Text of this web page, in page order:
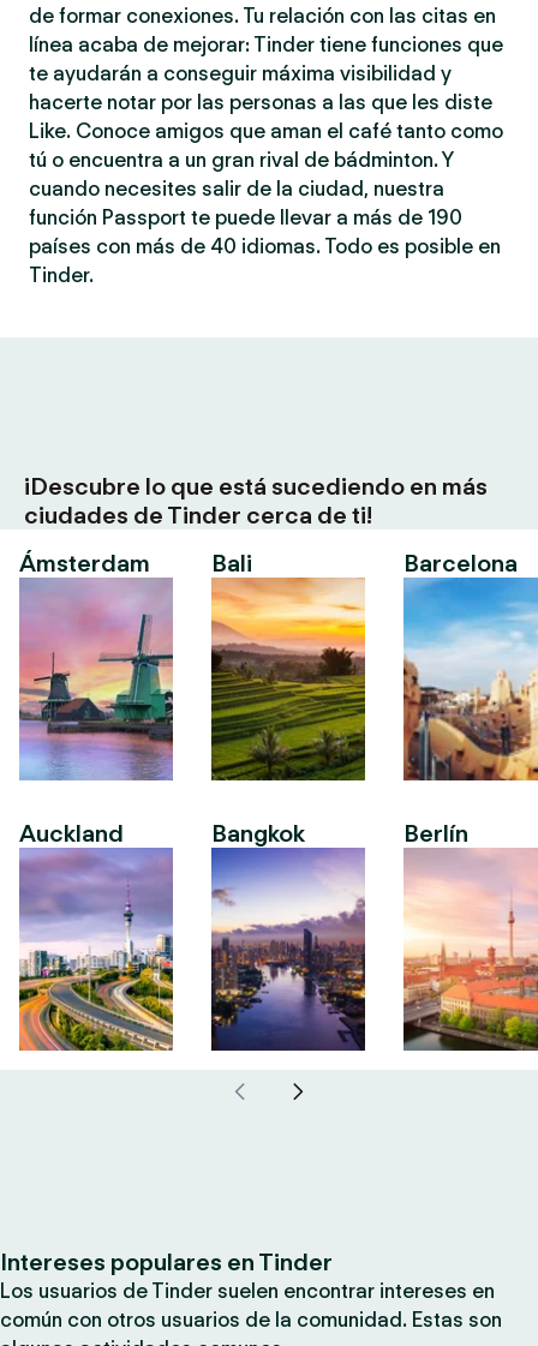
de formar conexiones. Tu relación con las citas en
línea acaba de mejorar: Tinder tiene funciones que
te ayudarán a conseguir máxima visibilidad y
hacerte notar por las personas a las que les diste
Like. Conoce amigos que aman el café tanto como
tú o encuentra a un gran rival de bádminton. Y
cuando necesites salir de la ciudad, nuestra
función Passport te puede llevar a más de 190
países con más de 40 idiomas. Todo es posible en
Tinder.
¡Descubre lo que está sucediendo en más
ciudades de Tinder cerca de ti!
Ámsterdam
Auckland
Bali
Bangkok
Barcelona
Berlín
Intereses populares en Tinder
Los usuarios de Tinder suelen encontrar intereses en
común con otros usuarios de la comunidad. Estas son